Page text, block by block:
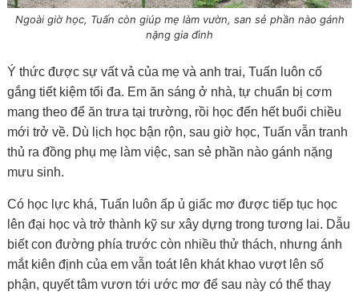
Ngoài giờ học, Tuấn còn giúp mẹ làm vườn, san sẻ phần nào gánh
nặng gia đình
Ý thức được sự vất vả của mẹ và anh trai, Tuấn luôn cố
gắng tiết kiệm tối đa. Em ăn sáng ở nhà, tự chuẩn bị cơm
mang theo để ăn trưa tại trường, rồi học đến hết buổi chiều
mới trở về. Dù lịch học bận rộn, sau giờ học, Tuấn vẫn tranh
thủ ra đồng phụ mẹ làm việc, san sẻ phần nào gánh nặng
mưu sinh.
Có học lực khá, Tuấn luôn ấp ủ giấc mơ được tiếp tục học
lên đại học và trở thành kỹ sư xây dựng trong tương lai. Dẫu
biết con đường phía trước còn nhiều thử thách, nhưng ánh
mắt kiên định của em vẫn toát lên khát khao vượt lên số
phận, quyết tâm vươn tới ước mơ để sau này có thể thay